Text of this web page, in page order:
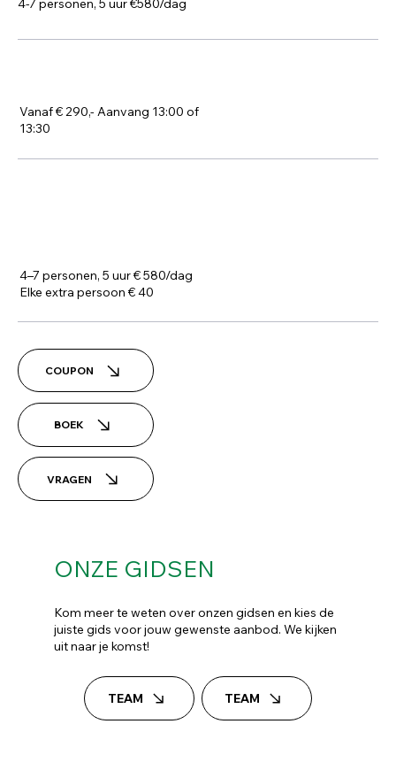
4-7 personen, 5 uur €580/dag
Vanaf € 290,- Aanvang 13:00 of
13:30
4–7 personen, 5 uur € 580/dag
Elke extra persoon € 40
COUPON
BOEK
VRAGEN
ONZE GIDSEN
Kom meer te weten over onzen gidsen en kies de
juiste gids voor jouw gewenste aanbod. We kijken
uit naar je komst!
TEAM TEAM